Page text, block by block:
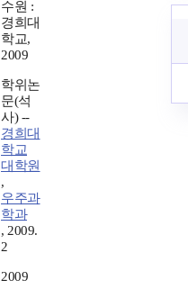
수원 :
경희대
학교,
2009
학위논
문(석
사) --
경희대
학교
대학원
,
우주과
학과
, 2009.
2
2009